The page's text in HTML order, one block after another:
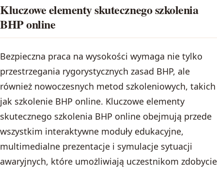
Kluczowe elementy skutecznego szkolenia
BHP online
Bezpieczna praca na wysokości wymaga nie tylko
przestrzegania rygorystycznych zasad BHP, ale
również nowoczesnych metod szkoleniowych, takich
jak szkolenie BHP online. Kluczowe elementy
skutecznego szkolenia BHP online obejmują przede
wszystkim interaktywne moduły edukacyjne,
multimedialne prezentacje i symulacje sytuacji
awaryjnych, które umożliwiają uczestnikom zdobycie